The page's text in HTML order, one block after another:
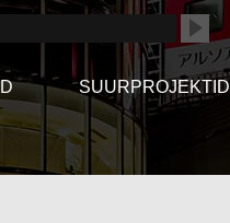
SUURPROJEKTID